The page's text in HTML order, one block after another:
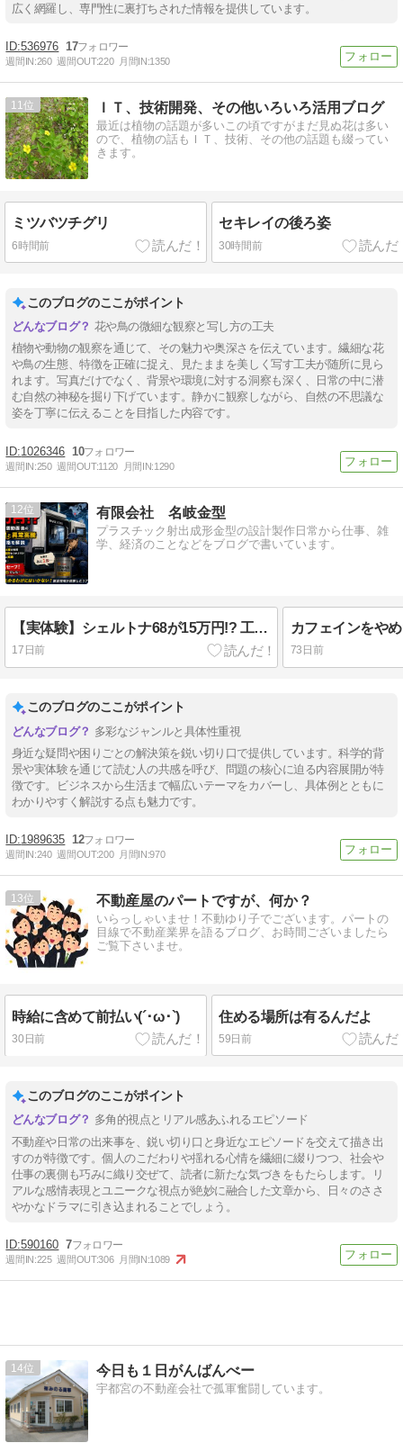
広く網羅し、専門性に裏打ちされた情報を提供しています。
536976 17
週間IN:260 週間OUT:220 月間IN:1350
11 ＩＴ、技術開発、その他いろいろ活用ブログ
最近は植物の話題が多いこの頃ですがまだ見ぬ花は多い
ので、植物の話もＩＴ、技術、その他の話題も綴ってい
きます。
ミツバツチグリ
6時間前
セキレイの後ろ姿
30時間前
このブログのここがポイント
花や鳥の微細な観察と写し方の工夫
植物や動物の観察を通じて、その魅力や奥深さを伝えています。繊細な花
や鳥の生態、特徴を正確に捉え、見たままを美しく写す工夫が随所に見ら
れます。写真だけでなく、背景や環境に対する洞察も深く、日常の中に潜
む自然の神秘を掘り下げています。静かに観察しながら、自然の不思議な
姿を丁寧に伝えることを目指した内容です。
1026346 10
週間IN:250 週間OUT:1120 月間IN:1290
12 有限会社 名岐金型
プラスチック射出成形金型の設計製作日常から仕事、雑
学、経済のことなどをブログで書いています。
【実体験】シェルトナ68が15万円!? 工作機械用摺動面油の供給不足と異常高騰、その後の価格を解説
17日前 73日前
このブログのここがポイント
多彩なジャンルと具体性重視
身近な疑問や困りごとの解決策を鋭い切り口で提供しています。科学的背
景や実体験を通じて読む人の共感を呼び、問題の核心に迫る内容展開が特
徴です。ビジネスから生活まで幅広いテーマをカバーし、具体例とともに
わかりやすく解説する点も魅力です。
1989635 12
週間IN:240 週間OUT:200 月間IN:970
13 不動産屋のパートですが、何か？
いらっしゃいませ！不動ゆり子でございます。パートの
目線で不動産業界を語るブログ、お時間ございましたら
ご覧下さいませ。
時給に含めて前払い(´･ω･`)
30日前
住める場所は有るんだよ
59日前
このブログのここがポイント
多角的視点とリアル感あふれるエピソード
不動産や日常の出来事を、鋭い切り口と身近なエピソードを交えて描き出
すのが特徴です。個人のこだわりや揺れる心情を繊細に綴りつつ、社会や
仕事の裏側も巧みに織り交ぜて、読者に新たな気づきをもたらします。リ
アルな感情表現とユニークな視点が絶妙に融合した文章から、日々のささ
やかなドラマに引き込まれることでしょう。
590160 7
週間IN:225 週間OUT:306 月間IN:1089
14 今日も１日がんばんべー
宇都宮の不動産会社で孤軍奮闘しています。